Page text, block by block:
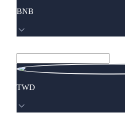
BNB
TWD